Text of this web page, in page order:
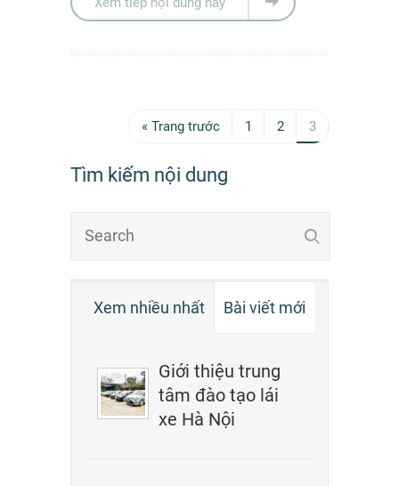
« Trang trước 1 2 3
Tìm kiếm nội dung
Xem nhiều nhất Bài viết mới
Giới thiệu trung
tâm đào tạo lái
xe Hà Nội